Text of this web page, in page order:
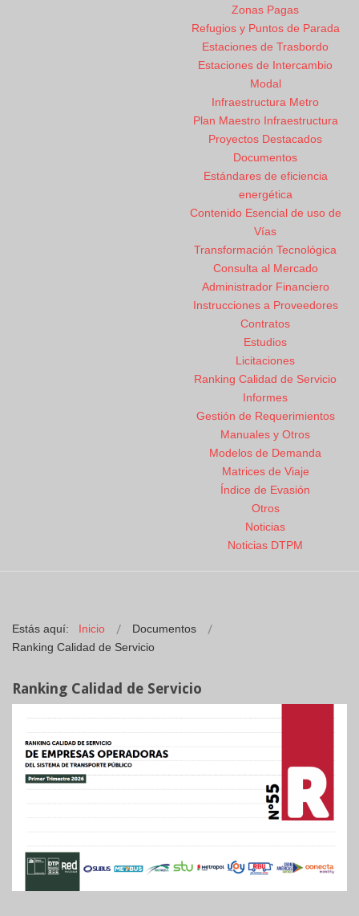
Zonas Pagas
Refugios y Puntos de Parada
Estaciones de Trasbordo
Estaciones de Intercambio
Modal
Infraestructura Metro
Plan Maestro Infraestructura
Proyectos Destacados
Documentos
Estándares de eficiencia
energética
Contenido Esencial de uso de
Vías
Transformación Tecnológica
Consulta al Mercado
Administrador Financiero
Instrucciones a Proveedores
Contratos
Estudios
Licitaciones
Ranking Calidad de Servicio
Informes
Gestión de Requerimientos
Manuales y Otros
Modelos de Demanda
Matrices de Viaje
Índice de Evasión
Otros
Noticias
Noticias DTPM
Estás aquí: Inicio
Documentos
Ranking Calidad de Servicio
Ranking Calidad de Servicio